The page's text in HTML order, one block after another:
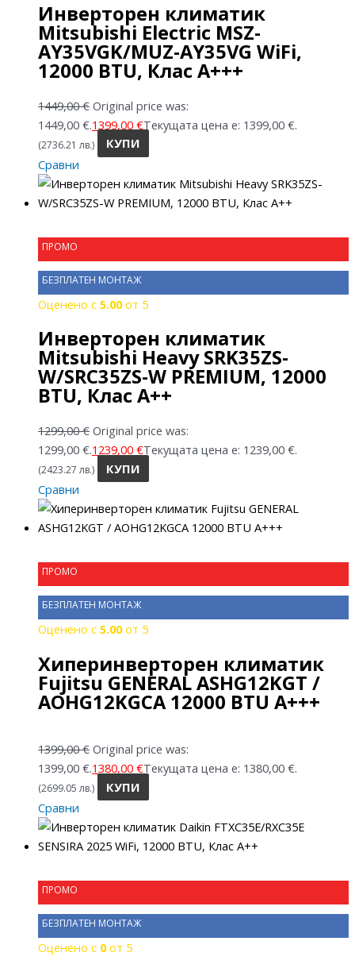
Инверторен климатик
Mitsubishi Electric MSZ-
AY35VGK/MUZ-AY35VG WiFi,
12000 BTU, Клас A+++
1449,00€ Original price was:
1449,00 €.1399,00 €Текущата цена е: 1399,00 €.
(2736.21 лв.)
КУПИ
Сравни
ПРОМО
БЕЗПЛАТЕН МОНТАЖ
Оценено с 5.00от 5
Инверторен климатик
Mitsubishi Heavy SRK35ZS-
W/SRC35ZS-W PREMIUM, 12000
BTU, Клас A++
1299,00€ Original price was:
1299,00 €.1239,00 €Текущата цена е: 1239,00 €.
(2423.27 лв.)
КУПИ
Сравни
ПРОМО
БЕЗПЛАТЕН МОНТАЖ
Оценено с 5.00от 5
Хиперинверторен климатик
Fujitsu GENERAL ASHG12KGT /
AOHG12KGCA 12000 BTU A+++
1399,00€ Original price was:
1399,00 €.1380,00 €Текущата цена е: 1380,00 €.
(2699.05 лв.)
КУПИ
Сравни
ПРОМО
БЕЗПЛАТЕН МОНТАЖ
Оценено с 0от 5